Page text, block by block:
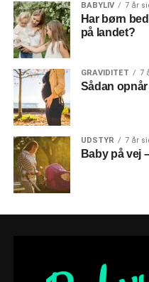
BABYLIV 7 år
Har børn
på landet?
GRAVIDITET 7
Sådan
UDSTYR 7 år
Baby på vej